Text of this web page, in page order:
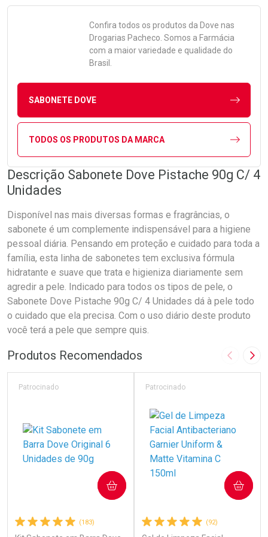
Confira todos os produtos da Dove nas
Drogarias Pacheco. Somos a Farmácia
com a maior variedade e qualidade do
Brasil.
SABONETE DOVE
TODOS OS PRODUTOS DA MARCA
Descrição Sabonete Dove Pistache 90g C/ 4
Unidades
Disponível nas mais diversas formas e fragrâncias, o
sabonete é um complemente indispensável para a higiene
pessoal diária. Pensando em proteção e cuidado para toda a
família, esta linha de sabonetes tem exclusiva fórmula
hidratante e suave que trata e higieniza diariamente sem
agredir a pele. Indicado para todos os tipos de pele, o
Sabonete Dove Pistache 90g C/ 4 Unidades dá à pele todo
o cuidado que ela precisa. Com o uso diário deste produto
você terá a pele que sempre quis.
Produtos Recomendados Imagem
(183)
Patrocinado
COMPRAR
(92)
Patrocinado
COMPRAR